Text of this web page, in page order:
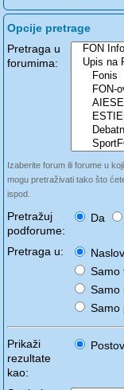
Opcije pretrage
Pretraga u
forumima:
Izaberite forum ili forume u
mogu pretraživati tako što
ispod.
Pretražuj
podforume:
Da
Pretraga u:
Samo
Samo
Samo
Prikaži
rezultate
kao: